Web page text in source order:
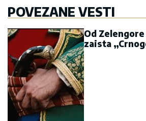
POVEZANE VESTI
Od
zaista